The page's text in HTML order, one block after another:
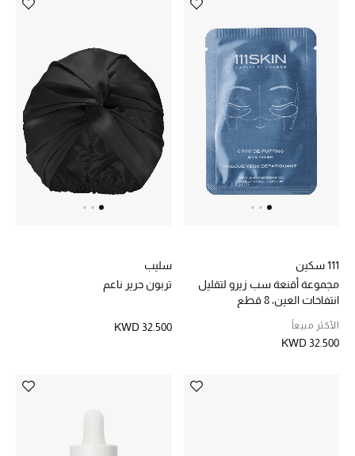
111 سكين
مجموعة أقنعة سب زيرو لتقليل
انتفاخات العين، 8 قطع
الأكثر مبيعاً
KWD 32.500
سليب
تربون حرير ناعم
KWD 32.500